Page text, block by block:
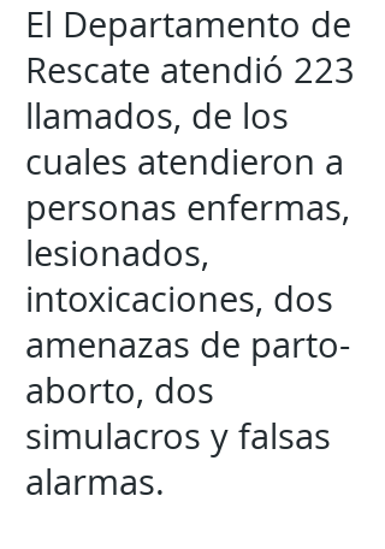
El Departamento de
Rescate atendió 223
llamados, de los
cuales atendieron a
personas enfermas,
lesionados,
intoxicaciones, dos
amenazas de parto-
aborto, dos
simulacros y falsas
alarmas.